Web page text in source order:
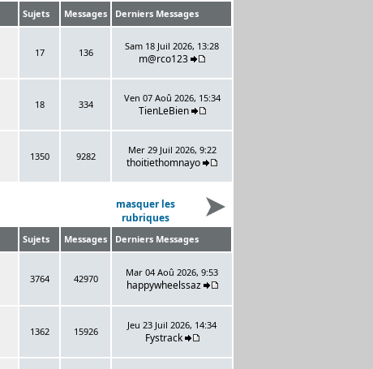
Sujets Messages Derniers Messages
17 136
Sam 18 Juil 2026, 13:28
m@rco123
18 334
Ven 07 Aoû 2026, 15:34
TienLeBien
1350 9282
Mer 29 Juil 2026, 9:22
thoitiethomnayo
masquer les
rubriques
Sujets Messages Derniers Messages
3764 42970
Mar 04 Aoû 2026, 9:53
happywheelssaz
1362 15926
Jeu 23 Juil 2026, 14:34
Fystrack